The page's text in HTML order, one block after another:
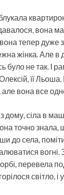
вона
тепер дуже
жінка. Але в
було не так. І
її
але вона все
дому, сіла в
точно знала,
до села,
вогні.
перевела
світло, і